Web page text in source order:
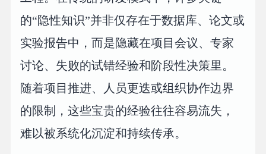
的“隐性知识”并非仅存在于数据库、论文或
实验报告中，而是隐藏在项目会议、专家
讨论、失败的试错经验和阶段性决策里。
随着项目推进、人员更迭或组织协作边界
的限制，这些宝贵的经验往往容易流失，
难以被系统化沉淀和持续传承。